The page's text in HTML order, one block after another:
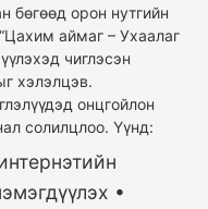
бөгөөд орон нутгийн
аймаг – Ухаалаг
чиглэсэн
хэлэлцэв.
онцгойлон
солилцлоо. Үүнд:
•